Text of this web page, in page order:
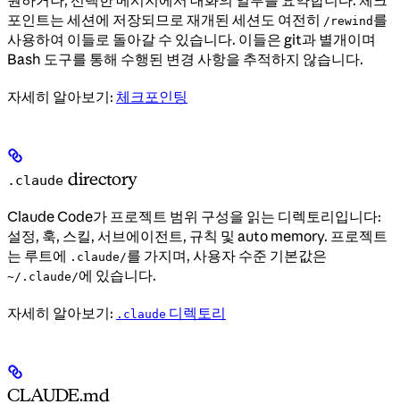
포인트는 세션에 저장되므로 재개된 세션도 여전히 /rewind 를
사용하여 이들로 돌아갈 수 있습니다. 이들은 git과 별개이며
Bash 도구를 통해 수행된 변경 사항을 추적하지 않습니다.
자세히 알아보기: 체크포인팅
.claude directory
Claude Code가 프로젝트 범위 구성을 읽는 디렉토리입니다:
설정, 훅, 스킬, 서브에이전트, 규칙 및 auto memory. 프로젝트
는 루트에 .claude/를 가지며, 사용자 수준 기본값은
~/.claude/에 있습니다.
자세히 알아보기: .claude 디렉토리
CLAUDE.md